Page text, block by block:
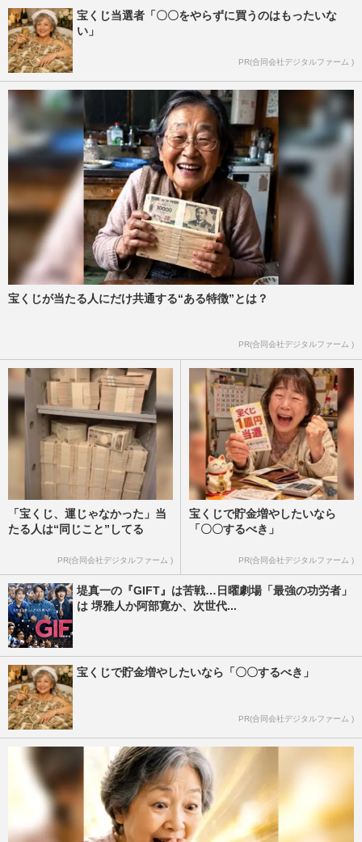
宝くじ当選者「〇〇をやらずに買うのはもったいな
い」
PR(合同会社デジタルファーム )
宝くじが当たる人にだけ共通する“ある特徴”とは？
PR(合同会社デジタルファーム )
「宝くじ、運じゃなかった」当
たる人は“同じこと”してる
PR(合同会社デジタルファーム )
宝くじで貯金増やしたいなら
「〇〇するべき」
PR(合同会社デジタルファーム )
堤真一の『GIFT』は苦戦…日曜劇場「最強の功労者」
は 堺雅人か阿部寛か、次世代...
宝くじで貯金増やしたいなら「〇〇するべき」
PR(合同会社デジタルファーム )